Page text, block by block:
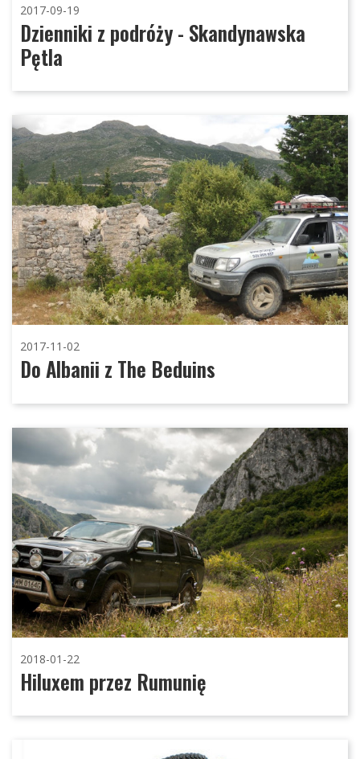
2017-09-19
Dzienniki z podróży - Skandynawska
Pętla
2017-11-02
Do Albanii z The Beduins
2018-01-22
Hiluxem przez Rumunię